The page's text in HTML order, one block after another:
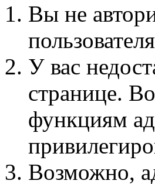
Вы не
У вас
странице.
функциям
Возможно,